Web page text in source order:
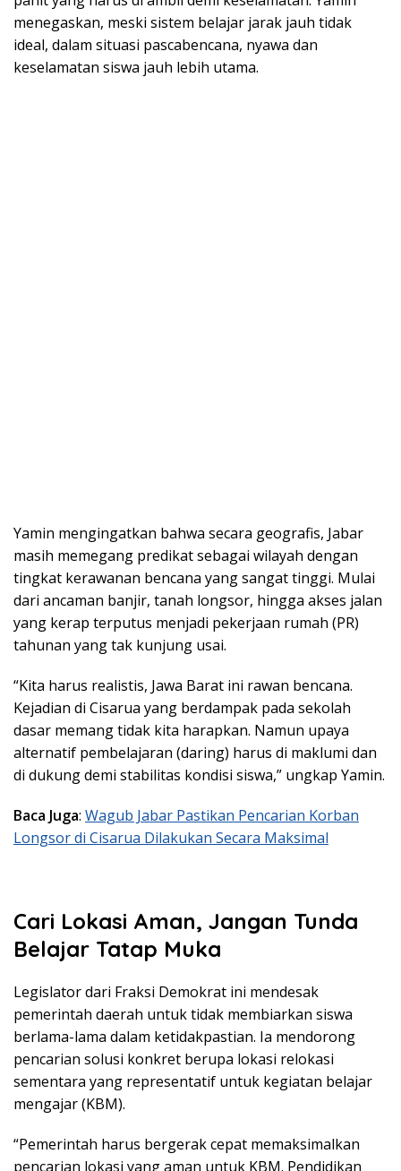
menegaskan, meski sistem belajar jarak jauh tidak
ideal, dalam situasi pascabencana, nyawa dan
keselamatan siswa jauh lebih utama.
Yamin mengingatkan bahwa secara geografis, Jabar
masih memegang predikat sebagai wilayah dengan
tingkat kerawanan bencana yang sangat tinggi. Mulai
dari ancaman banjir, tanah longsor, hingga akses jalan
yang kerap terputus menjadi pekerjaan rumah (PR)
tahunan yang tak kunjung usai.
“Kita harus realistis, Jawa Barat ini rawan bencana.
Kejadian di Cisarua yang berdampak pada sekolah
dasar memang tidak kita harapkan. Namun upaya
alternatif pembelajaran (daring) harus di maklumi dan
di dukung demi stabilitas kondisi siswa,” ungkap Yamin.
Baca Juga: Wagub Jabar Pastikan Pencarian Korban
Longsor di Cisarua Dilakukan Secara Maksimal
Cari Lokasi Aman, Jangan Tunda
Belajar Tatap Muka
Legislator dari Fraksi Demokrat ini mendesak
pemerintah daerah untuk tidak membiarkan siswa
berlama-lama dalam ketidakpastian. Ia mendorong
pencarian solusi konkret berupa lokasi relokasi
sementara yang representatif untuk kegiatan belajar
mengajar (KBM).
“Pemerintah harus bergerak cepat memaksimalkan
pencarian lokasi yang aman untuk KBM. Pendidikan